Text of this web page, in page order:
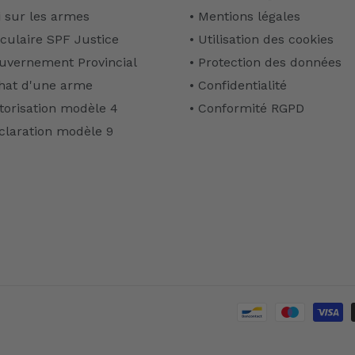
sur les armes
SPF Justice
Provincial
d'une arme
modèle 4
modèle 9
• Mentions légales
• Utilisation des cookies
• Protection des données
• Confidentialité
• Conformité RGPD